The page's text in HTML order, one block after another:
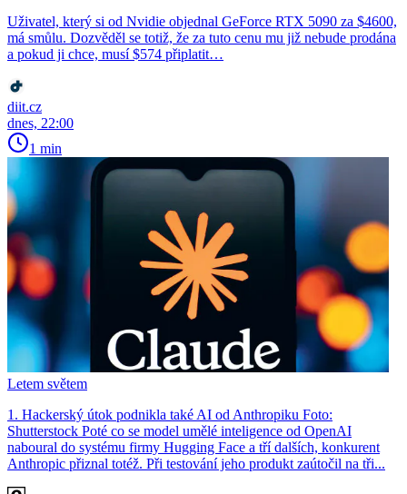
Uživatel, který si od Nvidie objednal GeForce RTX 5090 za $4600,
má smůlu. Dozvěděl se totiž, že za tuto cenu mu již nebude prodána
a pokud ji chce, musí $574 připlatit…
diit.cz
dnes, 22:00
1 min
Letem světem
1. Hackerský útok podnikla také AI od Anthropiku Foto:
Shutterstock Poté co se model umělé inteligence od OpenAI
naboural do systému firmy Hugging Face a tří dalších, konkurent
Anthro­pic přiznal totéž. Při testování jeho produkt zaútočil na tři...